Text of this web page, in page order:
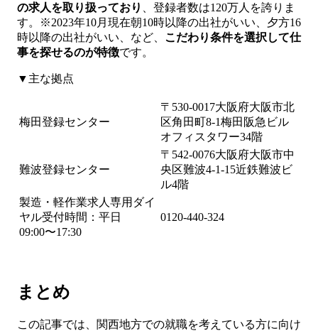
の求人を取り扱っており
、登録者数は120万人を誇りま
す。※2023年10月現在朝10時以降の出社がいい、夕方16
時以降の出社がいい、など、 こだわり条件を選択して仕
事を探せるのが特徴です。
▼主な拠点
梅田登録センター
〒530-0017大阪府大阪市北
区角田町8-1梅田阪急ビル
オフィスタワー34階
難波登録センター
〒542-0076大阪府大阪市中
央区難波4-1-15近鉄難波ビ
ル4階
製造・軽作業求人専用ダイ
ヤル受付時間：平日
09:00〜17:30
0120-440-324
まとめ
この記事では、関西地方での就職を考えている方に向け